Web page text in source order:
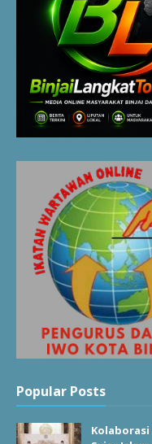
Popular Posts
Kolaborasi